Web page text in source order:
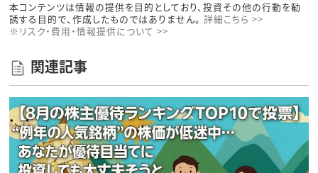
本コンテンツは情報の提供を目的としており、投資その他の行動を勧
誘する目的で、作成したものではありません。 詳細こちら >>
※リスク・費用・情報提供について >>
関連記事